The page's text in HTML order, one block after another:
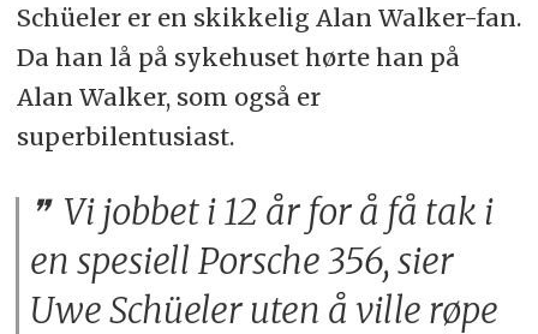
Schüeler er en skikkelig Alan Walker-fan.
Da han lå på sykehuset hørte han på
Alan Walker, som også er
superbilentusiast.
Vi jobbet i 12 år for å få tak i
en spesiell Porsche 356, sier
Uwe Schüeler uten å ville røpe